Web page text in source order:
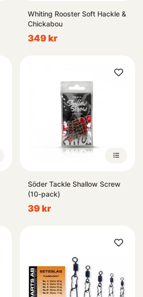
Whiting Rooster Soft Hackle &
Chickabou
349 kr
Söder Tackle Shallow Screw
(10-pack)
39 kr